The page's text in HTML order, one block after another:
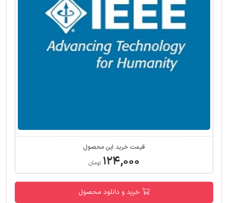
قیمت خرید این محصول
۱۲۴,۰۰۰ تومان
خرید و دانلود محصول